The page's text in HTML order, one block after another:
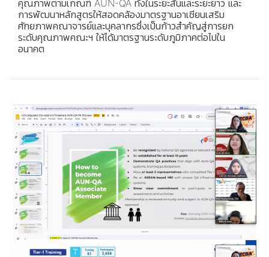
คุณภาพตามเกณฑ์ AUN-QA ทั้งในระยะสั้นและระยะยาว และ
การพัฒนาหลักสูตรให้สอดคล้องมาตรฐานอาเซียนเสริม
ศักยภาพคณาจารย์และบุคลากรซึ่งเป็นก้าวสำคัญสู่การยก
ระดับคุณภาพคณะฯ ให้ได้มาตรฐานระดับภูมิภาคต่อไปใน
อนาคต